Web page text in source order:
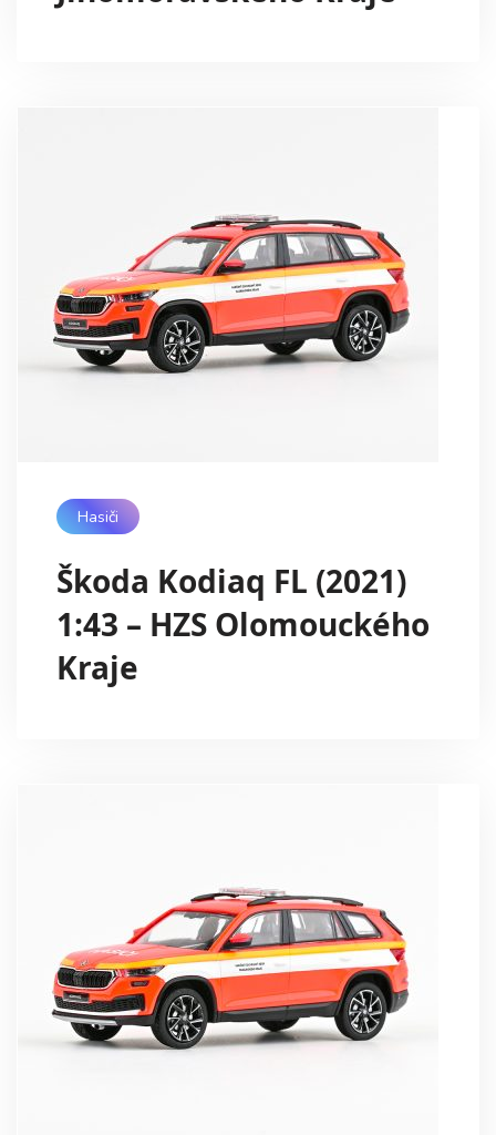
Hasiči
Škoda Kodiaq FL (2021)
1:43 – HZS Olomouckého
Kraje